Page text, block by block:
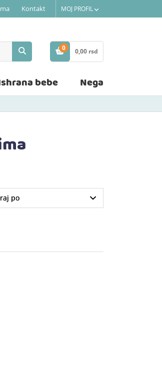
Kontakt MOJ PROFIL
0
STAVKE
0,00 rsd
bebe Nega